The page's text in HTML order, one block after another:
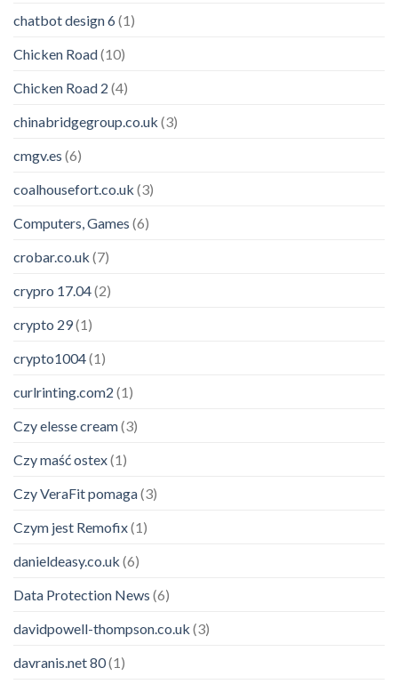
chatbot design 6(1)
Chicken Road(10)
Chicken Road 2 (4)
chinabridgegroup.co.uk (3)
cmgv.es (6)
coalhousefort.co.uk (3)
Computers, Games (6)
crobar.co.uk (7)
crypro 17.04(2)
crypto 29(1)
crypto1004(1)
curlrinting.com2 (1)
Czy elesse cream(3)
Czy maść ostex(1)
Czy VeraFit pomaga(3)
Czym jest Remofix(1)
danieldeasy.co.uk (6)
Data Protection News (6)
davidpowell-thompson.co.uk (3)
davranis.net 80(1)